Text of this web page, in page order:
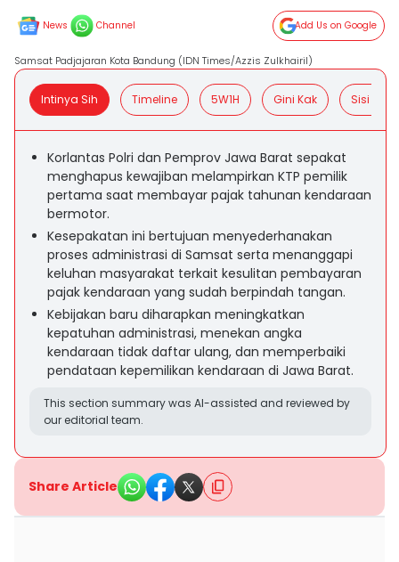
News Channel Add Us on Google
Samsat Padjajaran Kota Bandung (IDN Times/Azzis Zulkhairil)
Intinya Sih Timeline 5W1H Gini Kak Sisi
Korlantas Polri dan Pemprov Jawa Barat sepakat
menghapus kewajiban melampirkan KTP pemilik
pertama saat membayar pajak tahunan kendaraan
bermotor.
Kesepakatan ini bertujuan menyederhanakan
proses administrasi di Samsat serta menanggapi
keluhan masyarakat terkait kesulitan pembayaran
pajak kendaraan yang sudah berpindah tangan.
Kebijakan baru diharapkan meningkatkan
kepatuhan administrasi, menekan angka
kendaraan tidak daftar ulang, dan memperbaiki
pendataan kepemilikan kendaraan di Jawa Barat.
This section summary was AI-assisted and reviewed by
our editorial team.
Share Article